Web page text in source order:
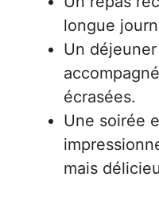
longue
Un
écrasées.
Une soirée
mais